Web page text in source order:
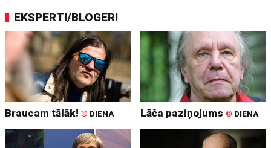
EKSPERTI/BLOGERI
Braucam tālāk! © DIENA Lāča paziņojums © DIENA